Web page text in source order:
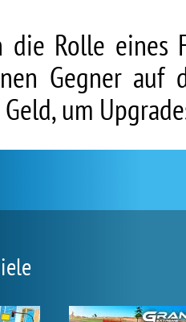
Rolle eines
Gegner auf
um